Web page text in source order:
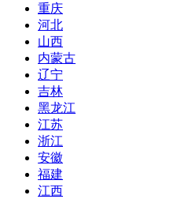
重庆
河北
山西
内蒙古
辽宁
吉林
黑龙江
江苏
浙江
安徽
福建
江西